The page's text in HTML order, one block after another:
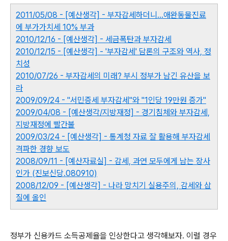
2011/05/08 - [예산생각] - 부자감세하더니...애완동물진료
에 부가가치세 10% 부과
2010/12/16 - [예산생각] - 세금폭탄과 부자감세
2010/12/15 - [예산생각] - '부자감세' 담론의 구조와 역사, 정
치성
2010/07/26 - 부자감세의 미래? 부시 정부가 남긴 유산을 보
라
2009/09/24 - "서민증세 부자감세"와 "1인당 19만원 증가"
2009/04/08 - [예산생각/지방재정] - 경기침체와 부자감세,
지방재정에 빨간불
2009/03/24 - [예산생각] - 통계청 자료 잘 활용해 부자감세
격파한 경향 보도
2008/09/11 - [예산자료실] - 감세, 과연 모두에게 남는 장사
인가 (진보신당.080910)
2008/12/09 - [예산생각] - 나라 망치기 실용주의, 감세와 삽
질에 올인
정부가 신용카드 소득공제율을 인상한다고 생각해보자. 이럴 경우